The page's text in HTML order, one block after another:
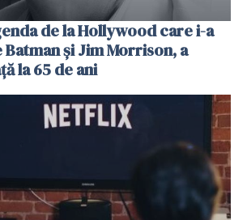
de la Hollywood care i-a
şi Jim Morrison, a
la 65 de ani